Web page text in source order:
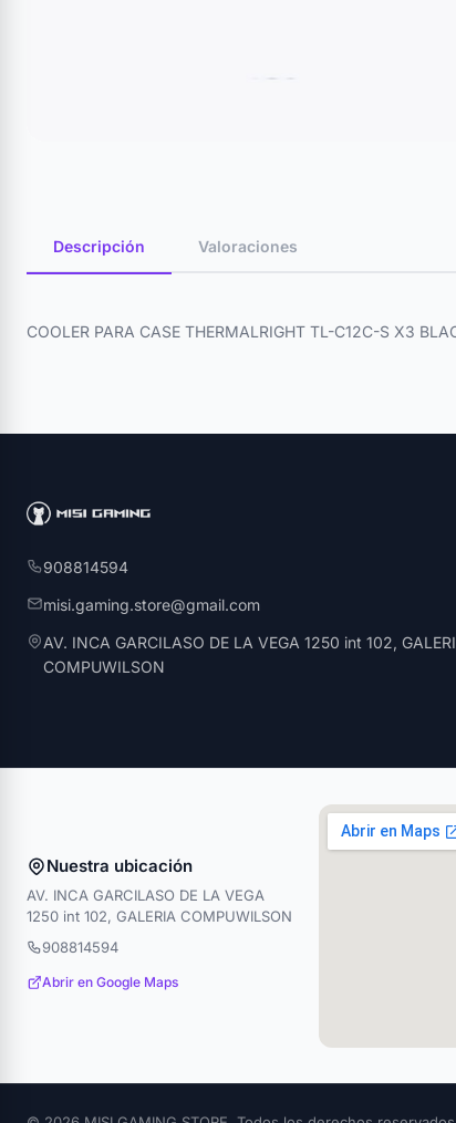
Descripción Valoraciones
COOLER PARA CASE THERMALRIGHT TL-C12C-S X3
908814594
misi.gaming.store@gmail.com
AV. INCA GARCILASO DE LA VEGA 1250 int 102,
COMPUWILSON
Nuestra ubicación
AV. INCA GARCILASO DE LA VEGA
1250 int 102, GALERIA COMPUWILSON
908814594
Abrir en Google Maps